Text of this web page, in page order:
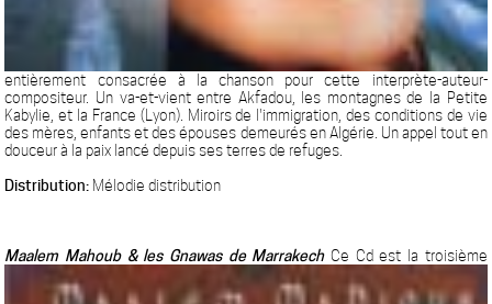
entièrement consacrée à la chanson pour cette interprète-auteur-
compositeur. Un va-et-vient entre Akfadou, les montagnes de la Petite
Kabylie, et la France (Lyon). Miroirs de l'immigration, des conditions de vie
des mères, enfants et des épouses demeurés en Algérie. Un appel tout en
douceur à la paix lancé depuis ses terres de refuges.
Distribution: Mélodie distribution
Maalem Mahoub & les Gnawas de Marrakech Ce Cd est la troisième